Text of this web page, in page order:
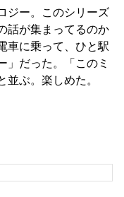
ジー。このシリーズ
話が集まってるのか
車に乗って、ひと駅
」だった。「このミ
並ぶ。楽しめた。